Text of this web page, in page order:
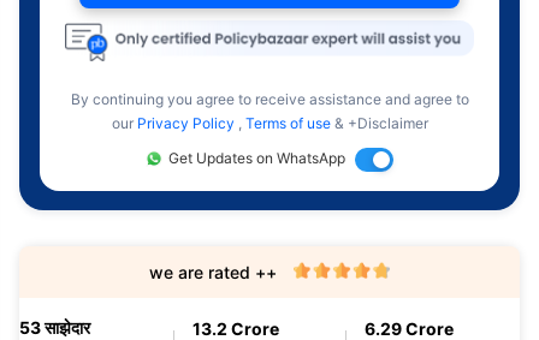
By continuing you agree to receive assistance and agree to
our Privacy Policy , Terms of use & +Disclaimer
Get Updates on WhatsApp
53 साझेदार 13.2 Crore 6.29 Crore
we are rated ++